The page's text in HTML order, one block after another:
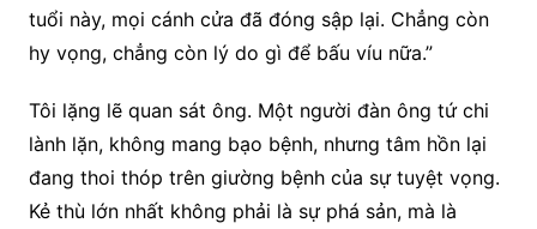
tuổi này, mọi cánh cửa đã đóng sập lại. Chẳng còn
hy vọng, chẳng còn lý do gì để bấu víu nữa.”
Tôi lặng lẽ quan sát ông. Một người đàn ông tứ chi
lành lặn, không mang bạo bệnh, nhưng tâm hồn lại
đang thoi thóp trên giường bệnh của sự tuyệt vọng.
Kẻ thù lớn nhất không phải là sự phá sản, mà là